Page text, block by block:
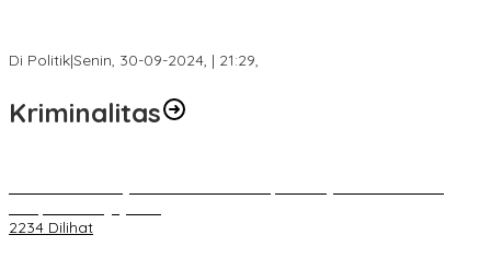
Di Politik|Senin, 30-09-2024, | 21:29,
Kriminalitas
2234 Dilihat